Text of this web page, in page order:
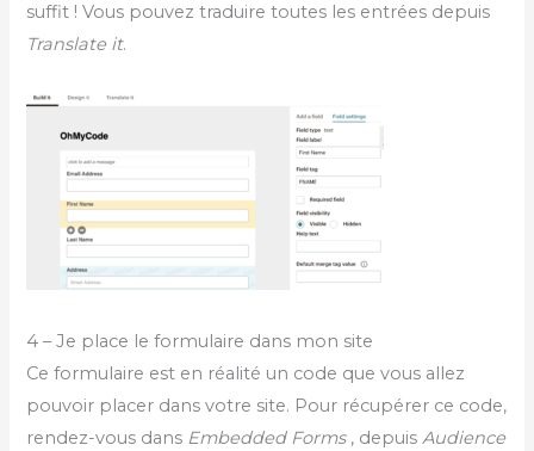
suffit ! Vous pouvez traduire toutes les entrées depuis
Translate it.
4 – Je place le formulaire dans mon site
Ce formulaire est en réalité un code que vous allez
pouvoir placer dans votre site. Pour récupérer ce code,
rendez-vous dans Embedded Forms, depuis Audience